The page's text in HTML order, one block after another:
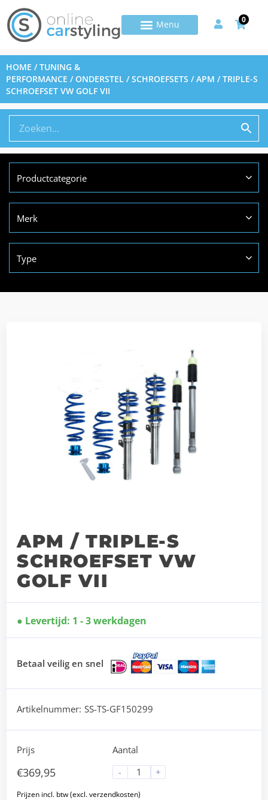
0
HOME /TUNING &
PERFORMANCE /ONDERSTEL /SCHROEFSETS / APM / TRIPLE-S
SCHROEFSET VW GOLF VII
Productcategorie
Merk
Type
APM / TRIPLE-S
SCHROEFSET VW
GOLF VII
Levertijd: 1 - 3 werkdagen
Betaal veilig en snel
Artikelnummer: SS-TS-GF150299
Prijs
€369,95
Aantal
-
+